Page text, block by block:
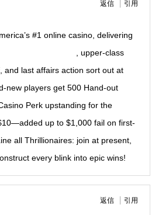
返信 引用
#1 online casino, delivering
, upper-class
and last affairs action sort out at
new players get 500 Hand-out
Perk upstanding for the
up to $1,000 fail on first-
all Thrillionaires: join at present,
every blink into epic wins!
返信 引用